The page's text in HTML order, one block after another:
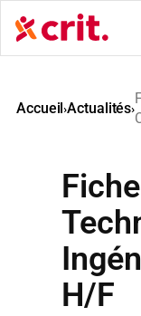
Aller
au
contenu
Accueil›Actualités›
H/F